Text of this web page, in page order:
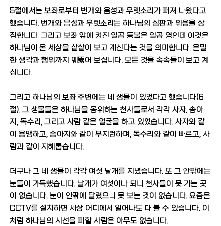
5절에서는 보좌로부터 번개와 음성과 우렛소리가 퍼져 나왔다고
했습니다. 번개와 음성과 우렛소리는 하나님의 심판과 위용을 상
징합니다. 그리고 보좌 앞에 켜진 일곱 등불은 일곱 영인데 이것은
하나님이 온 세상을 샅샅이 보고 계신다는 것을 의미합니다. 은밀
한 생각과 행위까지 꿰뚫어 보십니다. 모든 것을 속속들이 보고 계
십니다.
그리고 하나님의 보좌 주변에는 네 생물이 있었다고 했습니다(6
절). 그 생물들은 하나님을 옹위하는 천사들로서 각각 사자, 송아
지, 독수리, 그리고 사람 같은 얼굴을 하고 있었습니다. 사자와 같
이 용맹하고, 송아지와 같이 부지런하며, 독수리와 같이 빠르고, 사
람과 같이 지혜롭습니다.
더구나 그 네 생물이 각각 여섯 날개를 지녔습니다. 또 그 안팎에는
눈들이 가득했습니다. 날개가 여섯이나 되니 천사들이 못 가는 곳
이 없습니다. 눈이 안팎에 달렸으니 못 보는 것이 없습니다. 요즘은
CCTV를 설치하면 세상 어디에서 일어나도 다 볼 수 있습니다. 이
처럼 하나님의 시선을 피할 사람은 아무도 없습니다.